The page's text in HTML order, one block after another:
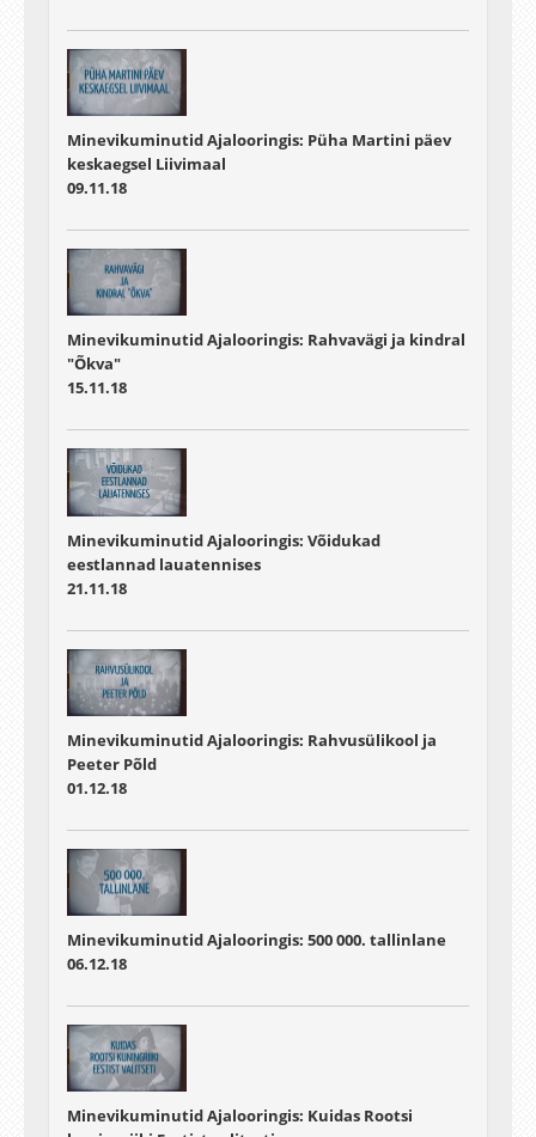
Minevikuminutid Ajalooringis: Püha Martini päev
keskaegsel Liivimaal
09.11.18
Minevikuminutid Ajalooringis: Rahvavägi ja kindral
"Õkva"
15.11.18
Minevikuminutid Ajalooringis: Võidukad
eestlannad lauatennises
21.11.18
Minevikuminutid Ajalooringis: Rahvusülikool ja
Peeter Põld
01.12.18
Minevikuminutid Ajalooringis: 500 000. tallinlane
06.12.18
Minevikuminutid Ajalooringis: Kuidas Rootsi